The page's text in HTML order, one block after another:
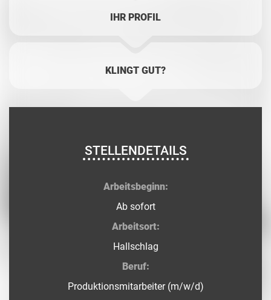
IHR PROFIL
KLINGT GUT?
STELLENDETAILS
Arbeitsbeginn:
Ab sofort
Arbeitsort:
Hallschlag
Beruf:
Produktionsmitarbeiter (m/w/d)